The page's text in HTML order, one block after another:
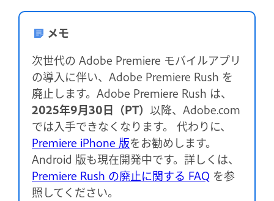
メモ
次世代の Adobe Premiere モバイルアプリ
の導入に伴い、Adobe Premiere Rush を
廃止します。Adobe Premiere Rush は、
2025年9月30日（PT） 以降、Adobe.com
では入手できなくなります。 代わりに、
Premiere iPhone 版をお勧めします。
Android 版も現在開発中です。詳しくは、
Premiere Rush の廃止に関する FAQ を参
照してください。